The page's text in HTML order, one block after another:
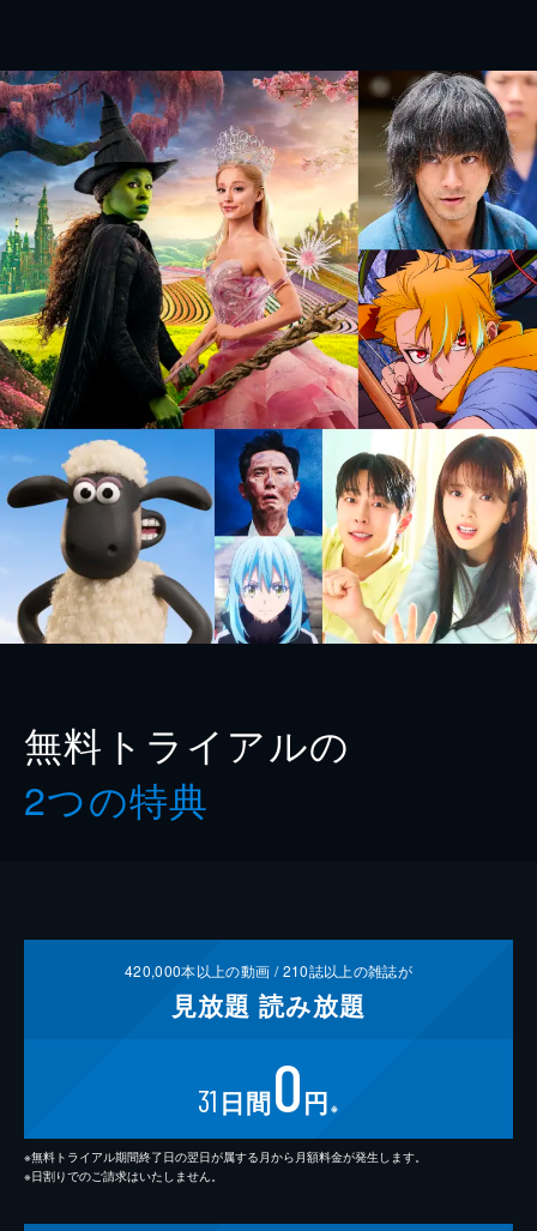
無料トライアルの
2つの特典
420,000本以上の動画 /210誌以上の雑誌が
見放題 読み放題
31 日間0円 ※
※無料トライアル期間終了日の翌日が属する月から月額料金が発生します。
※日割りでのご請求はいたしません。